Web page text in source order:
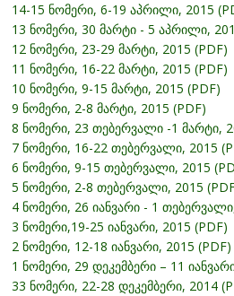
14-15 ნომერი, 6-19 აპრილი, 2015
13 ნომერი, 30 მარტი - 5 აპრილი,
12 ნომერი, 23-29 მარტი, 2015 (PDF)
11 ნომერი, 16-22 მარტი, 2015 (PDF)
10 ნომერი, 9-15 მარტი, 2015 (PDF)
9 ნომერი, 2-8 მარტი, 2015 (PDF)
8 ნომერი, 23 თებერვალი -1 მარტი,
7 ნომერი, 16-22 თებერვალი, 2015
6 ნომერი, 9-15 თებერვალი, 2015
5 ნომერი, 2-8 თებერვალი, 2015
4 ნომერი, 26 იანვარი - 1
3 ნომერი,19-25 იანვარი, 2015 (PDF)
2 ნომერი, 12-18 იანვარი, 2015 (PDF)
1 ნომერი, 29 დეკემბერი – 11
33 ნომერი, 22-28 დეკემბერი, 2014